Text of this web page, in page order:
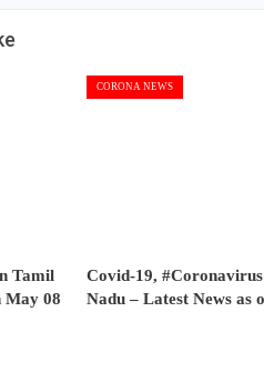
Tamil
May 08
CORONA NEWS
Covid-19,
Nadu – Latest News as